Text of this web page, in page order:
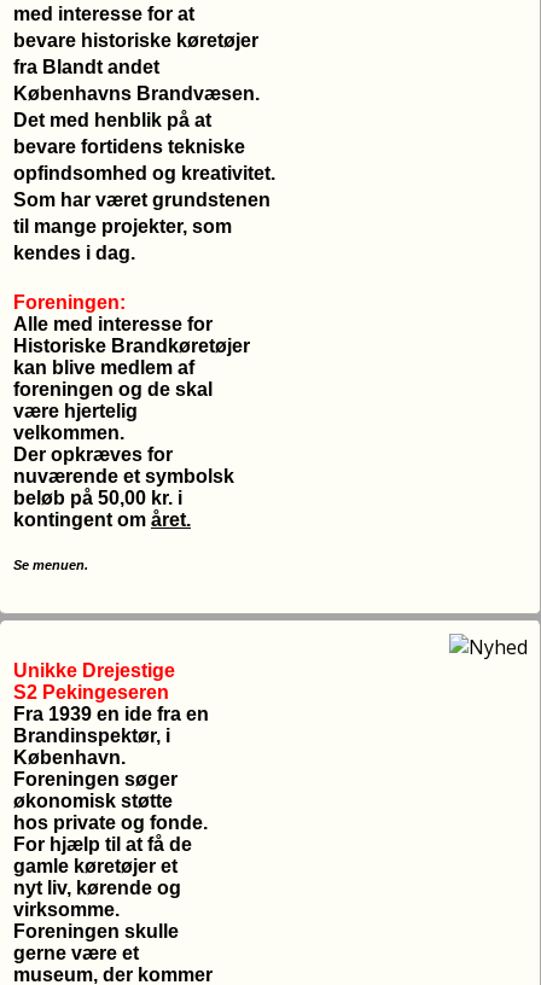
med interesse for at
bevare historiske køretøjer
fra Blandt andet
Københavns Brandvæsen.
Det med henblik på at
bevare fortidens tekniske
opfindsomhed og kreativitet.
Som har været grundstenen
til mange projekter, som
kendes i dag.
Foreningen:
Alle med interesse for
Historiske Brandkøretøjer
kan blive medlem af
foreningen og de skal
være hjertelig
velkommen.
Der opkræves for
nuværende et symbolsk
beløb på 50,00 kr. i
kontingent om året.
Se menuen.
Unikke Drejestige
S2 Pekingeseren
Fra 1939 en ide fra en
Brandinspektør, i
København.
Foreningen søger
økonomisk støtte
hos private og fonde.
For hjælp til at få de
gamle køretøjer et
nyt liv, kørende og
virksomme.
Foreningen skulle
gerne være et
museum, der kommer